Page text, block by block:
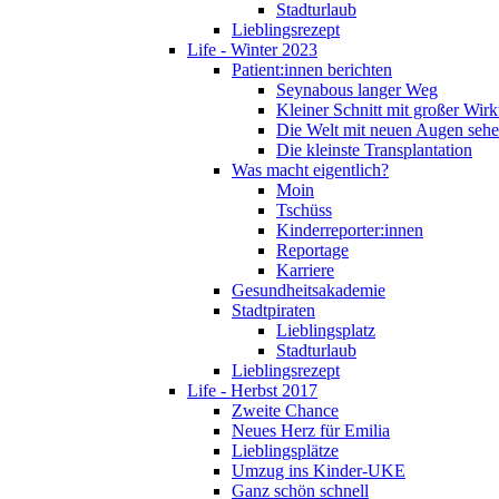
Stadturlaub
Lieblingsrezept
Life - Winter 2023
Patient:innen berichten
Seynabous langer Weg
Kleiner Schnitt mit großer
Die Welt mit neuen Augen
Die kleinste Transplantation
Was macht eigentlich?
Moin
Tschüss
Kinderreporter:innen
Reportage
Karriere
Gesundheitsakademie
Stadtpiraten
Lieblingsplatz
Stadturlaub
Lieblingsrezept
Life - Herbst 2017
Zweite Chance
Neues Herz für Emilia
Lieblingsplätze
Umzug ins Kinder-UKE
Ganz schön schnell